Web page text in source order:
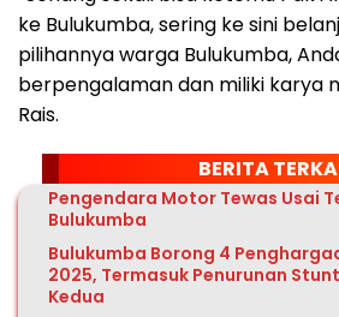
ke Bulukumba, sering ke sini
pilihannya warga Bulukumba,
berpengalaman dan miliki karya
Rais.
BERITA
Pengendara Motor Tewas Usai
Bulukumba
Bulukumba Borong 4
2025, Termasuk Penurunan
Kedua